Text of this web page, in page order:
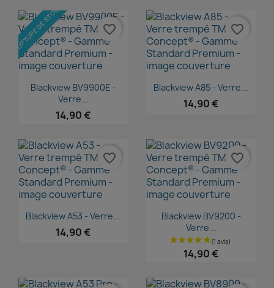
Aperçu rapide
Blackview BV9900E -
Verre...
14,90 €
RUPTURE DE STOCK favorite_border
Aperçu rapide
Blackview A85 - Verre...
14,90 €
favorite_border
Aperçu rapide
Blackview A53 - Verre...
14,90 €
favorite_border
Aperçu rapide
Blackview BV9200 -
Verre...
14,90 €
favorite_border